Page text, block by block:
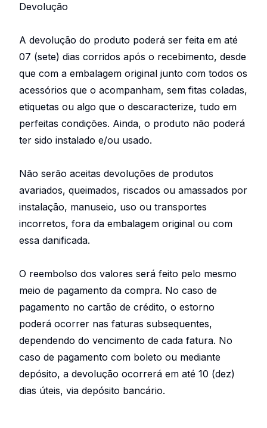
Devolução
A devolução do produto poderá ser feita em até
07 (sete) dias corridos após o recebimento, desde
que com a embalagem original junto com todos os
acessórios que o acompanham, sem fitas coladas,
etiquetas ou algo que o descaracterize, tudo em
perfeitas condições. Ainda, o produto não poderá
ter sido instalado e/ou usado.
Não serão aceitas devoluções de produtos
avariados, queimados, riscados ou amassados por
instalação, manuseio, uso ou transportes
incorretos, fora da embalagem original ou com
essa danificada.
O reembolso dos valores será feito pelo mesmo
meio de pagamento da compra. No caso de
pagamento no cartão de crédito, o estorno
poderá ocorrer nas faturas subsequentes,
dependendo do vencimento de cada fatura. No
caso de pagamento com boleto ou mediante
depósito, a devolução ocorrerá em até 10 (dez)
dias úteis, via depósito bancário.